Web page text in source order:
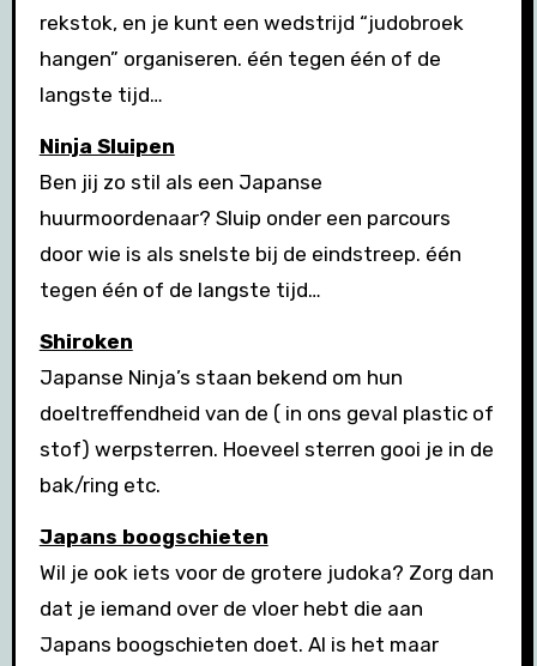
rekstok, en je kunt een wedstrijd “judobroek
hangen” organiseren. één tegen één of de
langste tijd…
Ninja Sluipen
Ben jij zo stil als een Japanse
huurmoordenaar? Sluip onder een parcours
door wie is als snelste bij de eindstreep. één
tegen één of de langste tijd…
Shiroken
Japanse Ninja’s staan bekend om hun
doeltreffendheid van de ( in ons geval plastic of
stof) werpsterren. Hoeveel sterren gooi je in de
bak/ring etc.
Japans boogschieten
Wil je ook iets voor de grotere judoka? Zorg dan
dat je iemand over de vloer hebt die aan
Japans boogschieten doet. Al is het maar